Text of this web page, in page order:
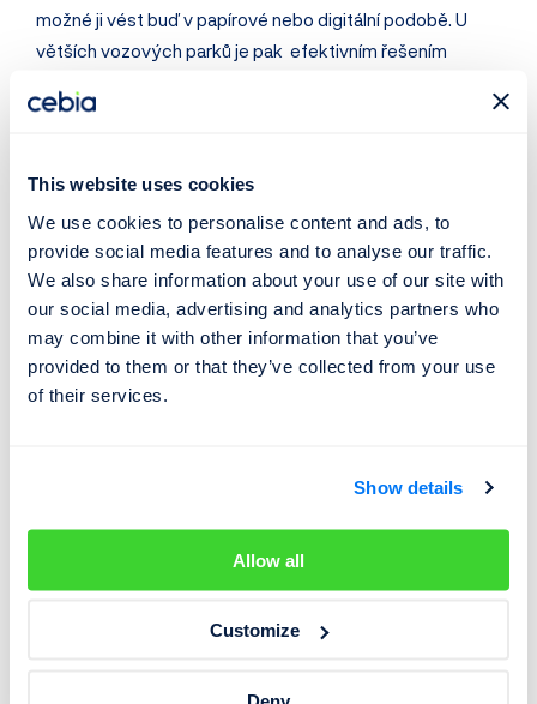
This website uses cookies
We use cookies to personalise content and ads, to
provide social media features and to analyse our traffic.
We also share information about your use of our site with
our social media, advertising and analytics partners who
may combine it with other information that you’ve
provided to them or that they’ve collected from your use
of their services.
Show details
Allow all
Customize
Deny
možné ji vést buď v papírové nebo digitální podobě. U
větších vozových parků je pak efektivním řešením
zaznamenává trasu a čas jízdy automatizovaně. Taková
využíváním firemních aut zaměstnanci.
Kniha jízd by měla obsahovat vždy počáteční
stav
počítadla kilometrů
, datum jízdy, její cíl a účel vč.
informace, zda je jízda firemní nebo soukromá a počet
ujetých kilometrů. Je dobré zaznamenávat pro kontrolu i
tankování. Pozor - cesta z práce a do práce není firemní
jízdou.
Co se stane, když přijde
kontrola
aověřit si stavy najetých kilometrů